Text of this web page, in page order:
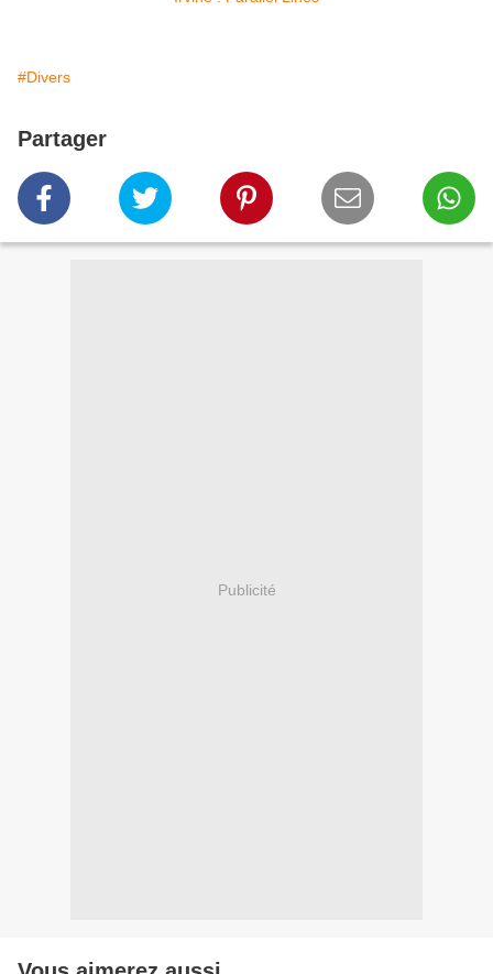
#Divers
Partager
Publicité